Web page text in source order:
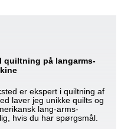
quiltning på langarms-
er ekspert i quiltning af
laver jeg unikke quilts og
lang-arms-
hvis du har spørgsmål.